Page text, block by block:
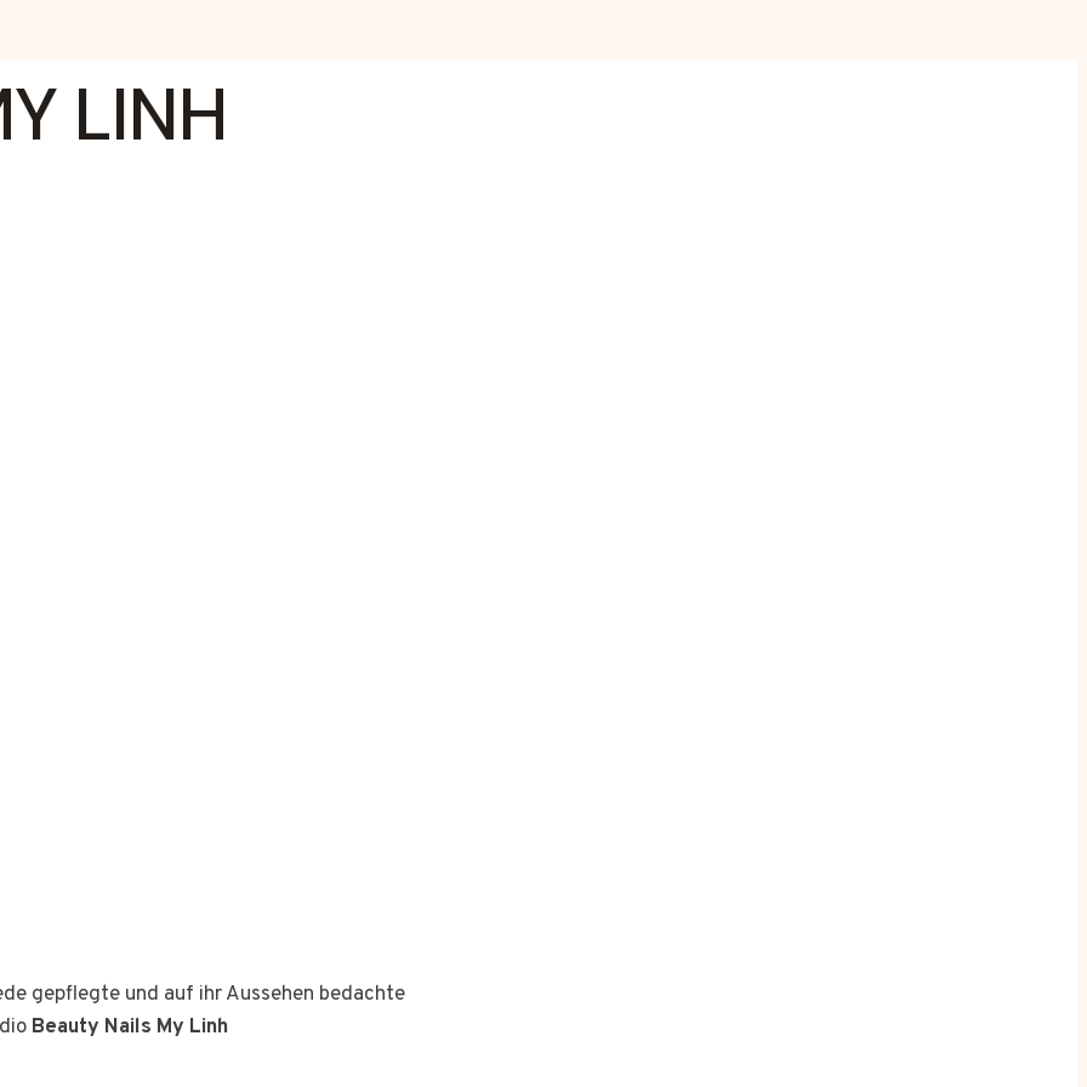
LINH
gepflegte und auf ihr Aussehen bedachte
Beauty Nails My Linh